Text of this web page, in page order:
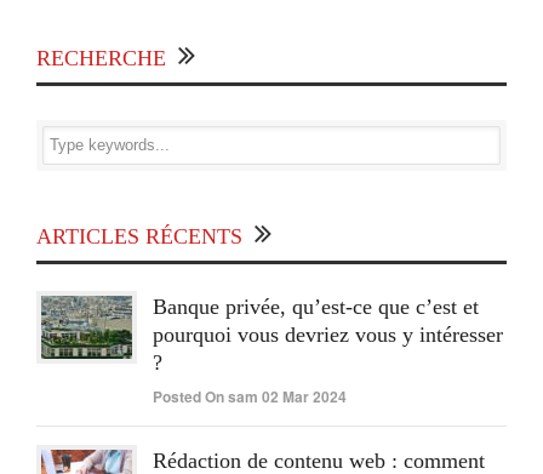
RECHERCHE
ARTICLES RÉCENTS
Banque privée, qu’est-ce que c’est et
pourquoi vous devriez vous y intéresser
?
Posted On sam 02 Mar 2024
Rédaction de contenu web : comment